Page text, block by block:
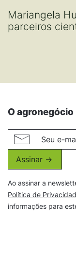
Mariangela
parceiros
O
Assinar ->
Ao assinar a
Política de
informações para